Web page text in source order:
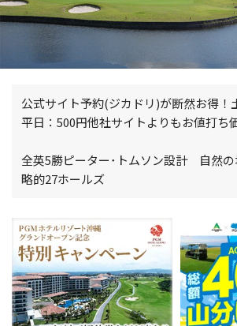
公式サイト予約(ジカドリ)が断然お得！
平日：500円他社サイトよりもお値打ち
全英5勝ピーター･トムソン設計 自然
略的27ホールズ